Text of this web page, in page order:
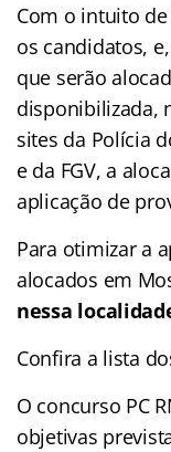
Com o intuito
os candidatos,
que serão
disponibilizada,
sites da Polícia
e da FGV, a
aplicação de
Para otimizar a
alocados em
nessa
Confira a lista
O concurso PC
objetivas